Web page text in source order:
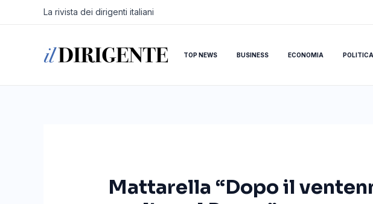
La rivista dei dirigenti italiani
TOP NEWS BUSINESS ECONOMIA POLITICA
Mattarella “Dopo il
Navigazione